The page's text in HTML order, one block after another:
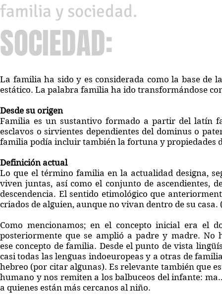
familia y sociedad.
SOCIEDAD:
La familia ha sido y es considerada como la base de
estático. La palabra familia ha ido transformándose
Desde su origen
Familia es un sustantivo formado a partir del latín
esclavos o sirvientes dependientes del dominus o
familia podía incluir también la fortuna y propiedades
Definición actual
Lo que el término familia en la actualidad designa,
viven juntas, así como el conjunto de ascendientes,
descendencia. El sentido etimológico que
criados de alguien, aunque no vivan dentro de su casa.
Como mencionamos; en el concepto inicial era el
posteriormente que se amplió a padre y madre.
ese concepto de familia. Desde el punto de vista
casi todas las lenguas indoeuropeas y a otras de
hebreo (por citar algunas). Es relevante también que
humano y nos remiten a los balbuceos del infante:
a quienes están más cercanos al niño.